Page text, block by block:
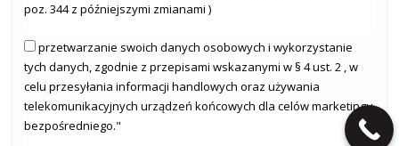
poz. 344 z późniejszymi zmianami )
przetwarzanie swoich danych osobowych i wykorzystanie
tych danych, zgodnie z przepisami wskazanymi w § 4 ust. 2 , w
celu przesyłania informacji handlowych oraz używania
telekomunikacyjnych urządzeń końcowych dla celów marketingu
bezpośredniego."